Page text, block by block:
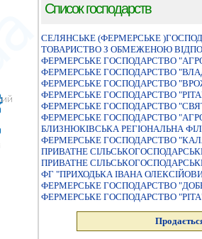
Список господарств
СЕЛЯНСЬКЕ (ФЕРМЕРСЬКЕ
ТОВАРИСТВО З ОБМЕЖЕНОЮ
ФЕРМЕРСЬКЕ ГОСПОДАРСТВО
ФЕРМЕРСЬКЕ ГОСПОДАРСТВО
ФЕРМЕРСЬКЕ ГОСПОДАРСТВО
ФЕРМЕРСЬКЕ ГОСПОДАРСТВО
ФЕРМЕРСЬКЕ ГОСПОДАРСТВО
ФЕРМЕРСЬКЕ ГОСПОДАРСТВО
БЛИЗНЮКІВСЬКА РЕГІОНАЛЬНА
ФЕРМЕРСЬКЕ ГОСПОДАРСТВО
ПРИВАТНЕ
ПРИВАТНЕ
ФГ "ПРИХОДЬКА ІВАНА
ФЕРМЕРСЬКЕ ГОСПОДАРСТВО
ФЕРМЕРСЬКЕ ГОСПОДАРСТВО